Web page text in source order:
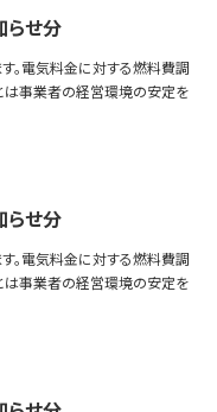
らせ分
。電気料金に対する燃料費調
は事業者の経営環境の安定を
らせ分
。電気料金に対する燃料費調
は事業者の経営環境の安定を